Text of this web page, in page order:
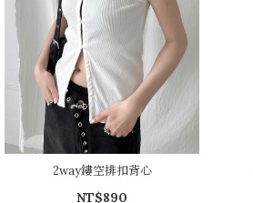
2way鏤空排扣背心
NT$890